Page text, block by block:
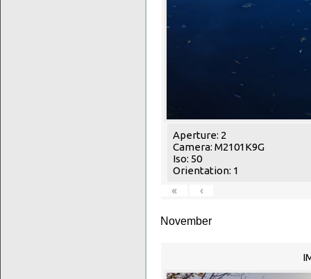
Aperture: 2
Camera: M2101K9G
Iso: 50
Orientation: 1
«
‹
November